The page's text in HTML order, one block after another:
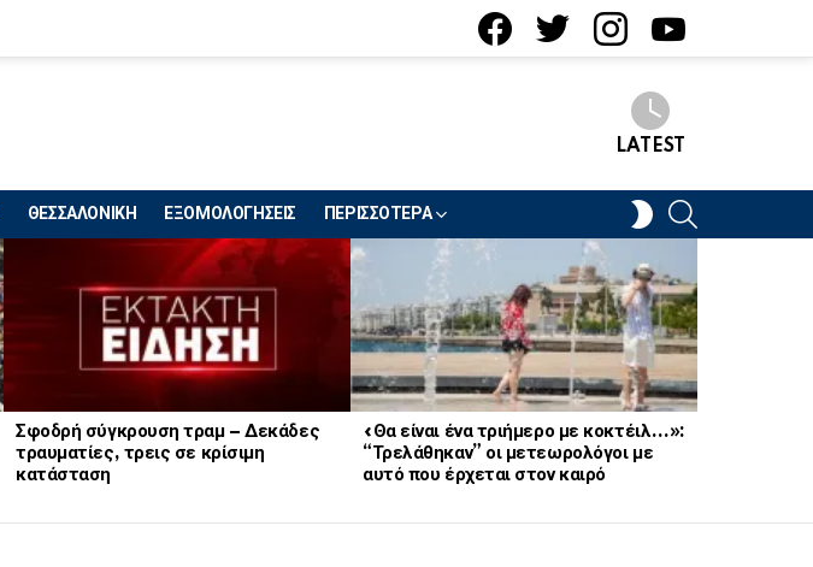
LATEST
ΘΕΣΣΑΛΟΝΙΚΗ ΕΞΟΜΟΛΟΓΗΣΕΙΣ ΠΕΡΙΣΣΟΤΕΡΑ
SWITCH
SKIN
Σφοδρή σύγκρουση τραμ – Δεκάδες
τραυματίες, τρεις σε κρίσιμη
κατάσταση
«Θα είναι ένα τριήμερο με κοκτέιλ…»:
“Τρελάθηκαν” οι μετεωρολόγοι με
αυτό που έρχεται στον καιρό